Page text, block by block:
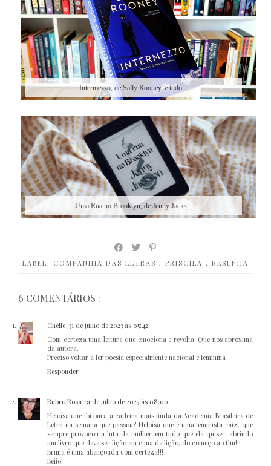
Intermezzo, de Sally Rooney, e tudo...
Uma Rua no Brooklyn, de Jenny Jacks...
LABEL: COMPANHIA DAS LETRAS , PRISCILA , RESENHA
6 COMENTÁRIOS :
Chelle 31 de julho de 2023 às 05:42
Com certeza uma leitura que emociona e revolta. Que nos aproxima
da autora.
Preciso voltar a ler poesia especialmente nacional e feminina
Responder
Rubro Rosa 31 de julho de 2023 às 08:00
Heloísa que foi para a cadeira mais linda da Academia Brasileira de
Letra na semana que passou? Heloísa que é uma feminista raiz, que
sempre provocou a luta da mulher em tudo que ela quiser, abrindo
um livro que deve ser lição em cima de lição, do começo ao fim!!!
Bruna é uma abençoada com certeza!!!
Beijo